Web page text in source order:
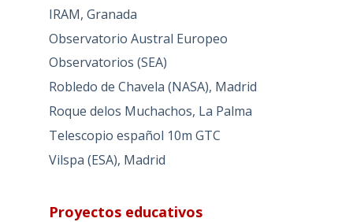
IRAM, Granada
Observatorio Austral Europeo
Observatorios (SEA)
Robledo de Chavela (NASA), Madrid
Roque delos Muchachos, La Palma
Telescopio español 10m GTC
Vilspa (ESA), Madrid
Proyectos educativos